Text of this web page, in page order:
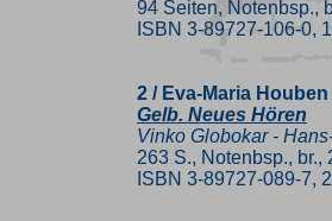
94 Seiten, Notenbsp.,
ISBN 3-89727-106-0,
2 / Eva-Maria Houben
Gelb. Neues Hören
Vinko Globokar -
263 S., Notenbsp., br.,
ISBN 3-89727-089-7,